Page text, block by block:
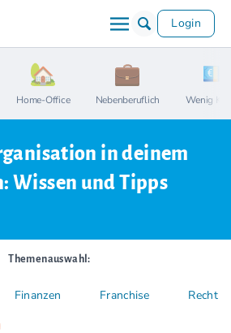
Login
Home-Office Nebenberuflich Wenig
in deinem
Wissen und Tipps
Themenauswahl:
Finanzen Franchise
Recht